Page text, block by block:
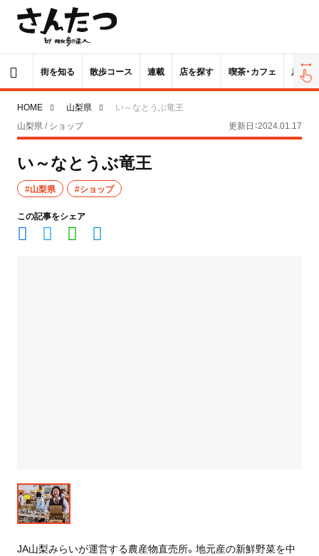
街を知る 散歩コース 連載 店を探す 喫茶・カフェ 居酒屋
HOME 山梨県
い～なとうぶ竜王
山梨県 / ショップ
更新日：2024.01.17
い～なとうぶ竜王
#山梨県 #ショップ
この記事をシェア
JA山梨みらいが運営する農産物直売所。地元産の新鮮野菜を中